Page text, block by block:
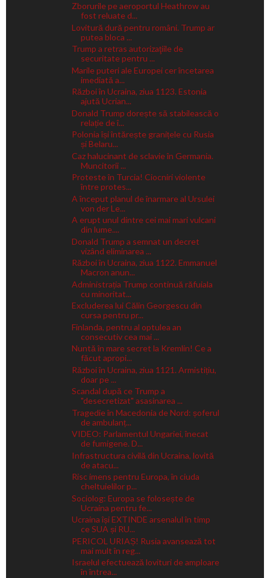
Zborurile pe aeroportul Heathrow au
fost reluate d...
Lovitură dură pentru români. Trump ar
putea bloca ...
Trump a retras autorizaţiile de
securitate pentru ...
Marile puteri ale Europei cer încetarea
imediată a...
Război în Ucraina, ziua 1123. Estonia
ajută Ucrian...
Donald Trump dorește să stabilească o
relație de î...
Polonia își întărește granițele cu Rusia
și Belaru...
Caz halucinant de sclavie în Germania.
Muncitorii ...
Proteste în Turcia! Ciocniri violente
între protes...
A început planul de înarmare al Ursulei
von der Le...
A erupt unul dintre cei mai mari vulcani
din lume....
Donald Trump a semnat un decret
vizând eliminarea ...
Război în Ucraina, ziua 1122. Emmanuel
Macron anun...
Administrația Trump continuă răfuiala
cu minoritat...
Excluderea lui Călin Georgescu din
cursa pentru pr...
Finlanda, pentru al optulea an
consecutiv cea mai ...
Nuntă în mare secret la Kremlin! Ce a
făcut apropi...
Război în Ucraina, ziua 1121. Armistițiu,
doar pe ...
Scandal după ce Trump a
"desecretizat" asasinarea ...
Tragedie în Macedonia de Nord: șoferul
de ambulanț...
VIDEO: Parlamentul Ungariei, înecat
de fumigene. D...
Infrastructura civilă din Ucraina, lovită
de atacu...
Risc imens pentru Europa, în ciuda
cheltuielilor p...
Sociolog: Europa se folosește de
Ucraina pentru fe...
Ucraina își EXTINDE arsenalul în timp
ce SUA și RU...
PERICOL URIAȘ! Rusia avansează tot
mai mult în reg...
Israelul efectuează lovituri de amploare
în întrea...